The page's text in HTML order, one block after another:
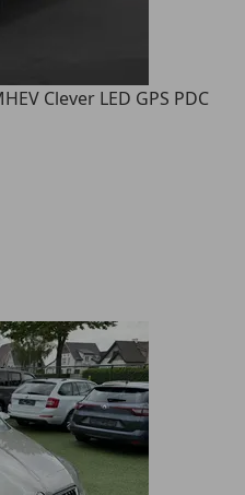
Clever LED GPS PDC